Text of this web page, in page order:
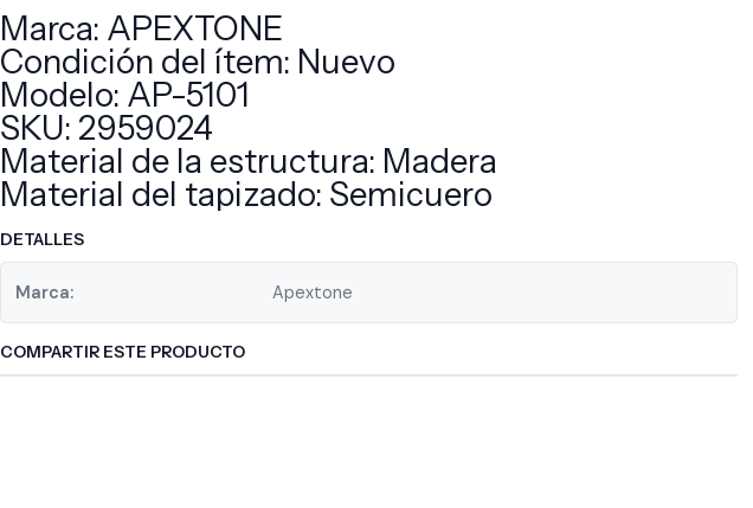
Marca: APEXTONE
Condición del ítem: Nuevo
Modelo: AP-5101
SKU: 2959024
Material de la estructura: Madera
Material del tapizado: Semicuero
DETALLES
Marca: Apextone
COMPARTIR ESTE PRODUCTO